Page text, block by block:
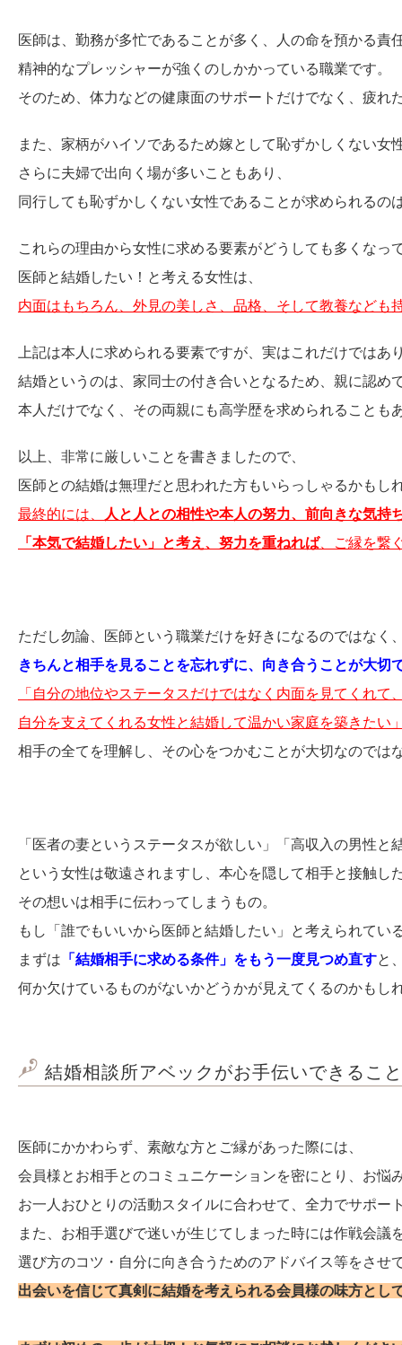
医師は、勤務が多忙であることが多く、人の命を預かる責
精神的なプレッシャーが強くのしかかっている職業です。
そのため、体力などの健康面のサポートだけでなく、疲れ
また、家柄がハイソであるため嫁として恥ずかしくない女
さらに夫婦で出向く場が多いこともあり、
同行しても恥ずかしくない女性であることが求められるの
これらの理由から女性に求める要素がどうしても多くなっ
医師と結婚したい！と考える女性は、
内面はもちろん、外見の美しさ、品格、そして教養なども
上記は本人に求められる要素ですが、実はこれだけではあ
結婚というのは、家同士の付き合いとなるため、親に認め
本人だけでなく、その両親にも高学歴を求められることも
以上、非常に厳しいことを書きましたので、
医師との結婚は無理だと思われた方もいらっしゃるかもし
最終的には、
人と人との相性や本人の努力、前向きな気持
「本気で結婚したい」と考え、努力を重ねれば、ご縁を繋
ただし勿論、医師という職業だけを好きになるのではなく
きちんと相手を見ることを忘れずに、向き合うことが大切
「自分の地位やステータスだけではなく内面を見てくれて
自分を支えてくれる女性と結婚して温かい家庭を築きた
相手の全てを理解し、その心をつかむことが大切なのでは
「医者の妻というステータスが欲しい」「高収入の男性と
という女性は敬遠されますし、本心を隠して相手と接触し
その想いは相手に伝わってしまうもの。
もし「誰でもいいから医師と結婚したい」と考えられてい
まずは 「結婚相手に求める条件」をもう一度見つめ直すと
何か欠けているものがないかどうかが見えてくるのかも
結婚相談所アベックがお手伝いできること
医師にかかわらず、素敵な方とご縁があった際には、
会員様とお相手とのコミュニケーションを密にとり、お悩
お一人おひとりの活動スタイルに合わせて、全力でサポー
また、お相手選びで迷いが生じてしまった時には作戦会議
選び方のコツ・自分に向き合うためのアドバイス等をさせ
出会いを信じて真剣に結婚を考えられる会員様の味方と